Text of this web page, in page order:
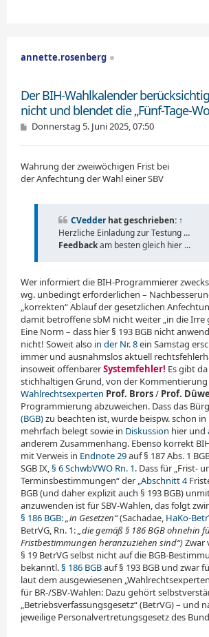
annette.rosenberg
Der BIH-Wahlkalender
nicht und blendet die „Fünf-Tage-
B
i
r
a
Donnerstag 5. Juni 2025, 07:50
Wahrung der zweiwöchigen Frist bei
der Anfechtung der Wahl einer SBV
CVedderhat geschrieben: ↑
Herzliche Einladung zur Testung …
Feedbackam besten gleich hier ...
Wer informiert die BIH-Programmierer
wg. unbedingt erforderlichen –
„korrekten“ Ablauf der gesetzlichen
damit betroffene sbM nicht weiter „in die Irre
Eine Norm – dass hier § 193 BGB nicht
nicht! Soweit also in der Nr. 8ein Samstag
immer und ausnahmslos aktuell
insoweit offenbarerSystemfehler! Es gibt
stichhaltigen Grund, von der
Wahlrechtsexperten Prof. Brors/ Prof.
Programmierung abzuweichen. Dass das
(BGB)zu beachten ist, wurde beispw. schon in
mehrfach belegt sowie in Diskussion hier und
anderem Zusammenhang. Ebenso korrekt
mit Verweis in Endnote 29auf § 187 Abs. 1
SGB IX,§ 6 SchwbVWO Rn. 1. Dass für „Frist-
Terminsbestimmungen“ der „Abschnitt 4
BGB (und daher explizit auch § 193 BGB)
anzuwenden ist für SBV-Wahlen, das folgt
§ 186 BGB:„in Gesetzen“(Sa­chadae, HaKo-
BetrVG, Rn. 1:„die gemäß § 186 BGB ohnehin
Fristbestimmungen heranzuziehen sind“)Zwar
§ 19 BetrVG selbst nicht auf die BGB-
bekanntl.§ 186 BGBauf § 193 BGB und zwar
laut dem ausgewiesenen
für BR-/SBV-Wahlen: Dazu gehört
„Be­triebs­ver­fas­sungs­ge­setz“ (BetrVG) – und
jeweilige Personalvertretungsgesetz des